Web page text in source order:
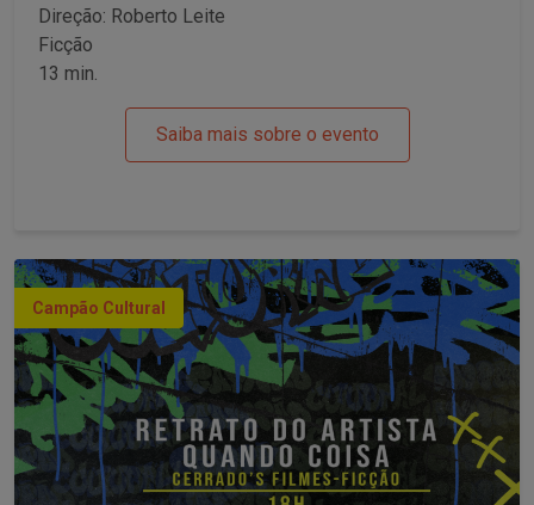
Direção: Roberto Leite
Ficção
13 min.
Saiba mais sobre o evento
Campão Cultural